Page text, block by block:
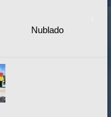
SALAS DE VENTA
Nublado